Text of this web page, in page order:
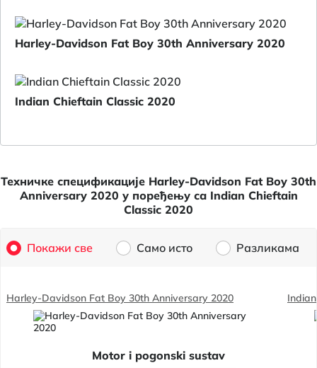
Harley-Davidson Fat Boy 30th Anniversary 2020
Indian Chieftain Classic 2020
Техничке спецификације Harley-Davidson Fat Boy 30th
Anniversary 2020 у поређењу са Indian Chieftain
Classic 2020
Покажи све Само исто Разликама
Harley-Davidson Fat Boy 30th Anniversary 2020
Motor i pogonski sustav